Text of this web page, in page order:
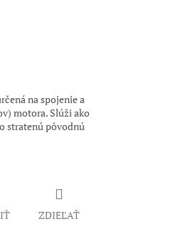
na spojenie a
motora. Slúži ako
stratenú pôvodnú
ZDIEĽAŤ